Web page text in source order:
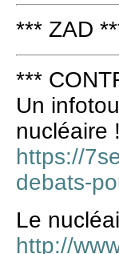
*** ZAD
***
Un
nucléaire !
https://
debats-
Le
http://